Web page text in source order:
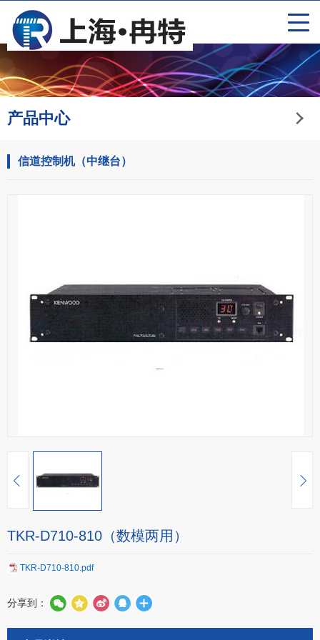
产品中心
信道控制机（中继台）
TKR-D710-810（数模两用）
TKR-D710-810.pdf
分享到：